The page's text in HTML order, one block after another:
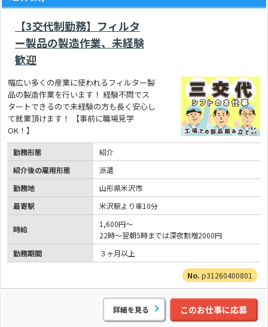
【3交代制勤務】フィルタ
ー製品の製造作業、未経験
歓迎
幅広い多くの産業に使われるフィルター製
品の製造作業を行います！ 経験不問でス
タートできるので未経験の方も長く安心し
て就業頂けます！ 【事前に職場見学
OK！】
勤務形態
紹介
紹介後の雇用形態
派遣
勤務地
山形県米沢市
最寄駅
米沢駅より車10分
時給
1,600円～
22時～翌朝5時までは深夜割増2000円
勤務期間
３ヶ月以上
p31260400801
詳細を見る このお仕事に応募